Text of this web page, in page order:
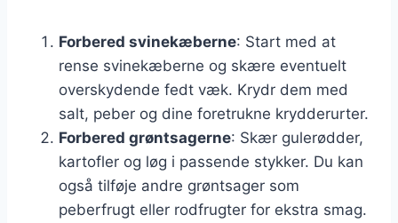
Forbered svinekæberne: Start med at
rense svinekæberne og skære eventuelt
overskydende fedt væk. Krydr dem med
salt, peber og dine foretrukne krydderurter.
Forbered grøntsagerne: Skær gulerødder,
kartofler og løg i passende stykker. Du kan
også tilføje andre grøntsager som
peberfrugt eller rodfrugter for ekstra smag.